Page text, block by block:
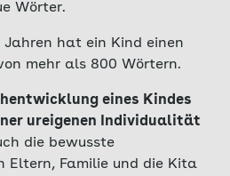
Wörter.
Jahren hat ein Kind einen
mehr als 800 Wörtern.
eines Kindes
ureigenen Individualität
die bewusste
Eltern, Familie und die Kita